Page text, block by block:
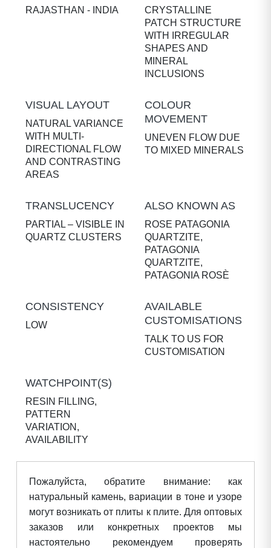
RAJASTHAN - INDIA
CRYSTALLINE
PATCH STRUCTURE
WITH IRREGULAR
SHAPES AND
MINERAL
INCLUSIONS
VISUAL LAYOUT
NATURAL VARIANCE
WITH MULTI-
DIRECTIONAL FLOW
AND CONTRASTING
AREAS
COLOUR
MOVEMENT
UNEVEN FLOW DUE
TO MIXED MINERALS
TRANSLUCENCY
PARTIAL – VISIBLE IN
QUARTZ CLUSTERS
ALSO KNOWN AS
ROSE PATAGONIA
QUARTZITE,
PATAGONIA
QUARTZITE,
PATAGONIA ROSÈ
CONSISTENCY
LOW
AVAILABLE
CUSTOMISATIONS
TALK TO US FOR
CUSTOMISATION
WATCHPOINT(S)
RESIN FILLING,
PATTERN
VARIATION,
AVAILABILITY
Пожалуйста, обратите внимание: как
натуральный камень, вариации в тоне и узоре
могут возникать от плиты к плите. Для оптовых
заказов или конкретных проектов мы
настоятельно рекомендуем проверять